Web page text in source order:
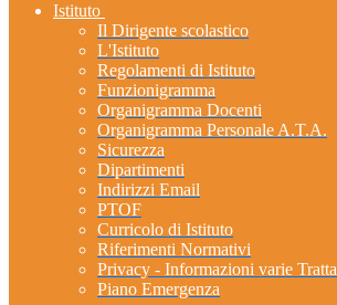
Istituto
Il Dirigente scolastico
L'Istituto
Regolamenti di Istituto
Funzionigramma
Organigramma Docenti
Organigramma Personale A.T.A.
Sicurezza
Dipartimenti
Indirizzi Email
PTOF
Curricolo di Istituto
Riferimenti Normativi
Privacy - Informazioni varie
Piano Emergenza